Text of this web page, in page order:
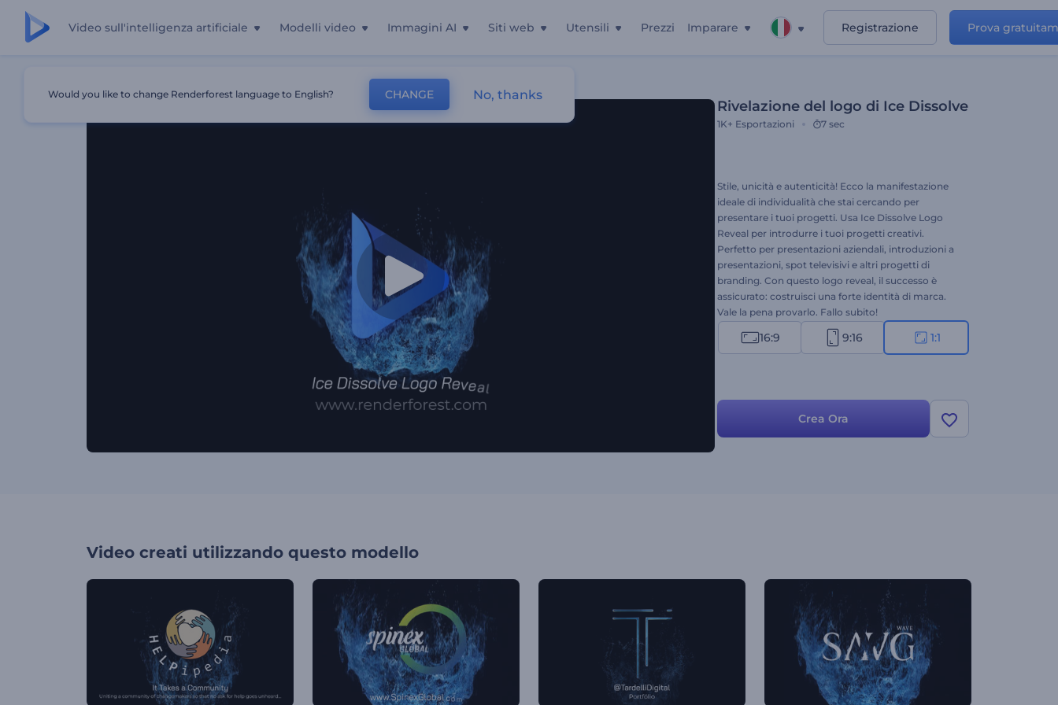
Video sull'intelligenza artificiale Modelli video Immagini AI Siti web Utensili Prezzi Imparare Registrazione Prova
Rivelazione del logo di Ice Dissolve
1K+ Esportazioni 7 sec
Stile, unicità e autenticità! Ecco la manifestazione
ideale di individualità che stai cercando per
presentare i tuoi progetti. Usa Ice Dissolve Logo
Reveal per introdurre i tuoi progetti creativi.
Perfetto per presentazioni aziendali, introduzioni a
presentazioni, spot televisivi e altri progetti di
branding. Con questo logo reveal, il successo è
assicurato: costruisci una forte identità di marca.
Vale la pena provarlo. Fallo subito!
16:9 9:16 1:1
Crea Ora
Video creati utilizzando questo modello
Would you like to change Renderforest language to English? CHANGE No, thanks